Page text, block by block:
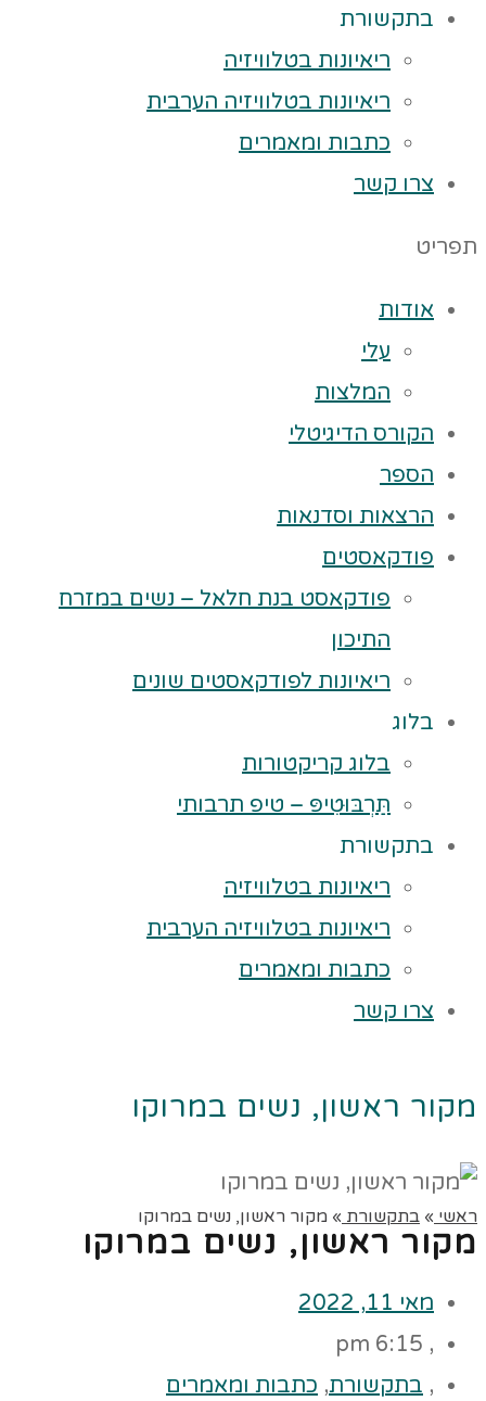
בתקשורת
ריאיונות בטלוויזיה
ריאיונות בטלוויזיה הערבית
כתבות ומאמרים
צרו קשר
תפריט
אודות
עלי
המלצות
הקורס הדיגיטלי
הספר
הרצאות וסדנאות
פודקאסטים
פודקאסט בנת חלאל – נשים במזרח
התיכון
ריאיונות לפודקאסטים שונים
בלוג
בלוג קריקטורות
תַּרְבּוּטִיפּ – טיפ תרבותי
בתקשורת
ריאיונות בטלוויזיה
ריאיונות בטלוויזיה הערבית
כתבות ומאמרים
צרו קשר
מקור ראשון, נשים במרוקו
ראשי » בתקשורת » מקור ראשון, נשים במרוקו
מקור ראשון, נשים במרוקו
מאי 11, 2022
,
6:15 pm
, בתקשורת, כתבות ומאמרים